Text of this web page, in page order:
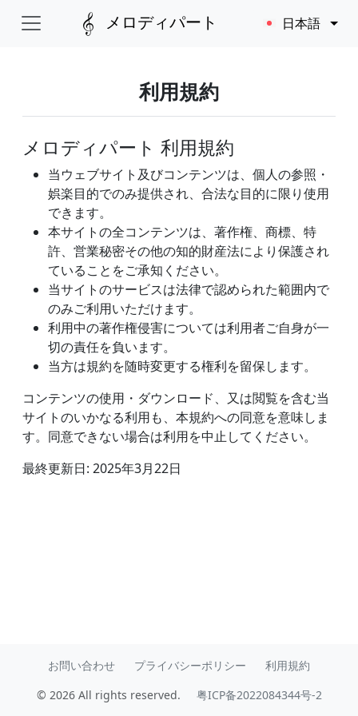
メロディパート 日本語
利用規約
メロディパート 利用規約
当ウェブサイト及びコンテンツは、個人の参照・
娯楽目的でのみ提供され、合法な目的に限り使用
できます。
本サイトの全コンテンツは、著作権、商標、特
許、営業秘密その他の知的財産法により保護され
ていることをご承知ください。
当サイトのサービスは法律で認められた範囲内で
のみご利用いただけます。
利用中の著作権侵害については利用者ご自身が一
切の責任を負います。
当方は規約を随時変更する権利を留保します。
コンテンツの使用・ダウンロード、又は閲覧を含む当
サイトのいかなる利用も、本規約への同意を意味しま
す。同意できない場合は利用を中止してください。
最終更新日: 2025年3月22日
お問い合わせ プライバシーポリシー
利用規約
© 2026 All rights reserved.
粤ICP备2022084344号-2